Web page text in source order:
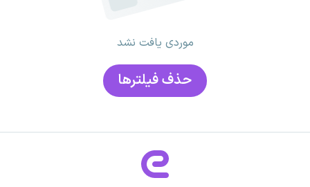
موردی یافت نشد
حذف فیلتر‌ها